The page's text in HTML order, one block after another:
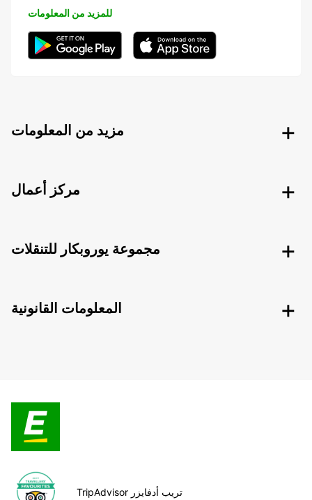
للمزيد من المعلومات
مزيد من المعلومات
مركز أعمال
مجموعة يوروبكار للتنقلات
المعلومات القانونية
TripAdvisor تريب أدفايزر